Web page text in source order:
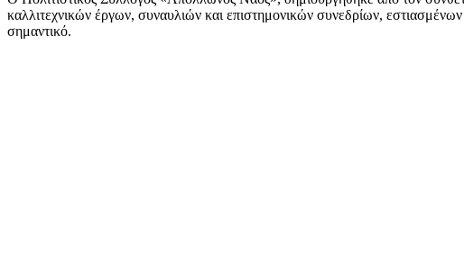
καλλιτεχνικών έργων, συναυλιών και επιστημονικών συνεδρίων,
σημαντικό.